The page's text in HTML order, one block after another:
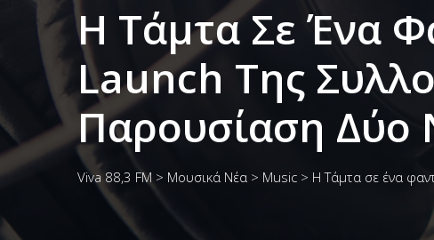
Η Τάμτα Σε Ένα
Launch Της
Παρουσίαση Δύο
Viva 88,3 FM > Μουσικά Νέα > Music > Η Τάμτα σε ένα